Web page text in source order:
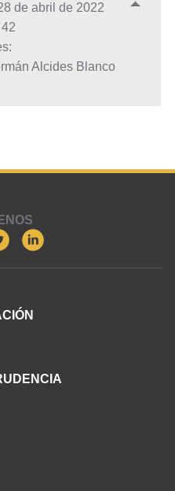
de abril de 2022
Alcides Blanco